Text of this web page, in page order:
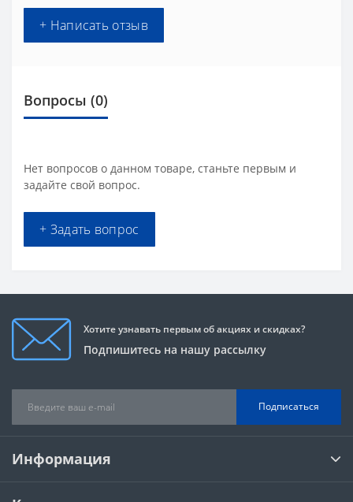
+ Написать отзыв
Вопросы (0)
Нет вопросов о данном товаре, станьте первым и
задайте свой вопрос.
+ Задать вопрос
Хотите узнавать первым об акциях и скидках?
Подпишитесь на нашу рассылку
Подписаться
Информация